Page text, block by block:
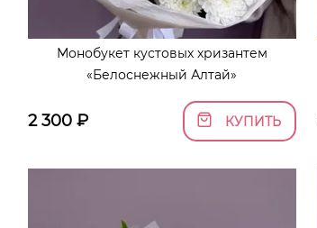
Монобукет кустовых хризантем
«Белоснежный Алтай»
2 300 ₽ КУПИТЬ